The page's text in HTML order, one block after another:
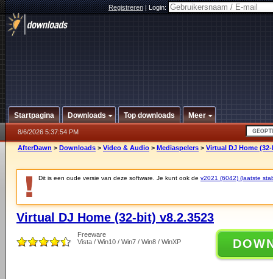
Registreren|Login:
Startpagina Downloads Top downloads Meer
8/6/2026 5:37:54 PM
AfterDawn > Downloads > Video & Audio > Mediaspelers > Virtual DJ Home
Dit is een oude versie van deze software. Je kunt ook de v2021 (6042) (laatste
Virtual DJ Home (32-bit) v8.2.3523
Freeware
Vista / Win10 / Win7 / Win8 / WinXP